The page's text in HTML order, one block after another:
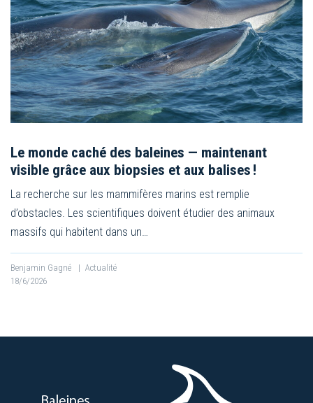
Le monde caché des baleines — maintenant
visible grâce aux biopsies et aux balises !
La recherche sur les mammifères marins est remplie
d’obstacles. Les scientifiques doivent étudier des animaux
massifs qui habitent dans un…
Benjamin Gagné | Actualité
18/6/2026